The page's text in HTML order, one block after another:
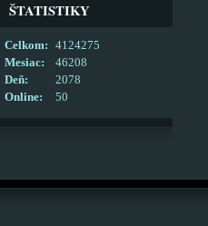
ŠTATISTIKY
Online: 50
Celkom:
4124275
Mesiac:
46208
Deň:
2078